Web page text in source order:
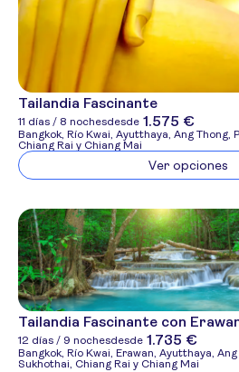
Tailandia Fascinante
11 días / 8 nochesdesde 1.575 €
Bangkok, Río Kwai, Ayutthaya, Ang Thong,
Chiang Rai y Chiang Mai
Ver opciones
Tailandia Fascinante con
12 días / 9 nochesdesde 1.735 €
Bangkok, Río Kwai, Erawan, Ayutthaya,
Sukhothai, Chiang Rai y Chiang Mai